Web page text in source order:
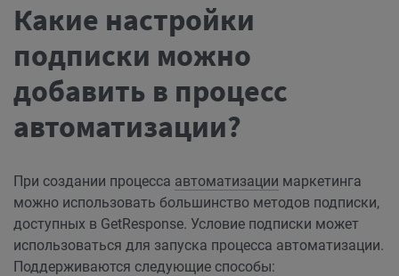
Какие настройки
подписки можно
добавить в процесс
автоматизации?
При создании процесса автоматизации маркетинга
можно использовать большинство методов подписки,
доступных в GetResponse. Условие подписки может
использоваться для запуска процесса автоматизации.
Поддерживаются следующие способы: